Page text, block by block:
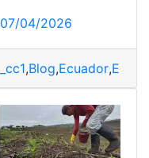
07/04/2026
_cc1,Blog,Ecuador,